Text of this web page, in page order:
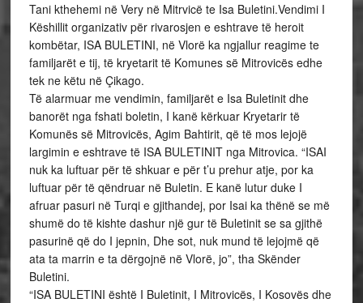
Tani kthehemi në Very në Mitrvicë te Isa Buletini.Vendimi I
Këshillit organizativ për rivarosjen e eshtrave të heroit
kombëtar, ISA BULETINI, në Vlorë ka ngjallur reagime te
familjarët e tij, të kryetarit të Komunes së Mitrovicës edhe
tek ne këtu në Çikago.
Të alarmuar me vendimin, familjarët e Isa Buletinit dhe
banorët nga fshati boletin, I kanë kërkuar Kryetarir të
Komunës së Mitrovicës, Agim Bahtirit, që të mos lejojë
largimin e eshtrave të ISA BULETINIT nga Mitrovica. “ISAI
nuk ka luftuar për të shkuar e për t’u prehur atje, por ka
luftuar për të qëndruar në Buletin. E kanë lutur duke I
afruar pasuri në Turqi e gjithandej, por Isai ka thënë se më
shumë do të kishte dashur një gur të Buletinit se sa gjithë
pasurinë që do I jepnin, Dhe sot, nuk mund të lejojmë që
ata ta marrin e ta dërgojnë në Vlorë, jo”, tha Skënder
Buletini.
“ISA BULETINI është I Buletinit, I Mitrovicës, I Kosovës dhe